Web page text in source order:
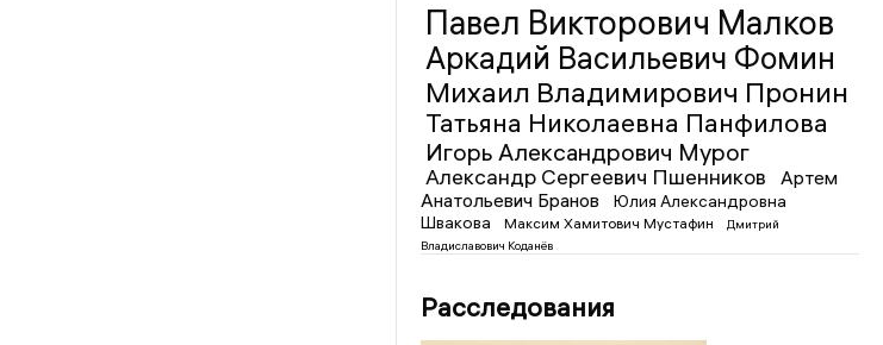
Павел Викторович Малков
Аркадий Васильевич Фомин
Михаил Владимирович Пронин
Татьяна Николаевна Панфилова
Игорь Александрович Мурог
Александр Сергеевич Пшенников
Артем
Анатольевич Бранов
Юлия Александровна
Швакова
Максим Хамитович Мустафин
Дмитрий
Владиславович Коданёв
Расследования